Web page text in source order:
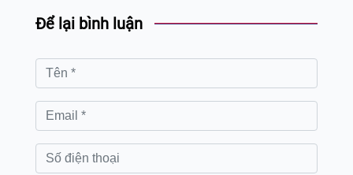
Để lại bình luận